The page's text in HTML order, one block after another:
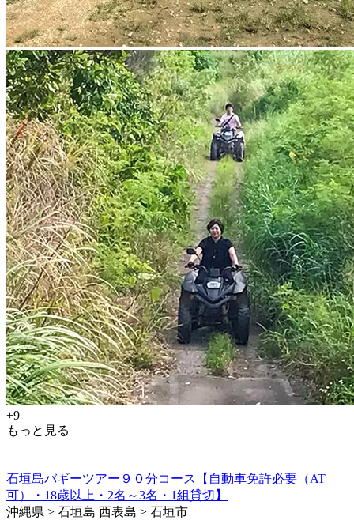
+9
もっと見る
石垣島バギーツアー９０分コース【自動車免許必要（AT
可）・18歳以上・2名～3名・1組貸切】
沖縄県 > 石垣島 西表島 > 石垣市